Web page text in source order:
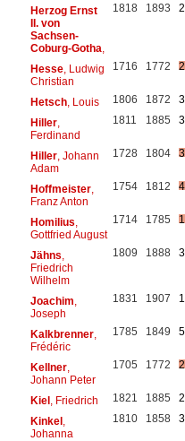
Herzog Ernst
II. von
Sachsen-
Coburg-Gotha
1818 1893
Hesse, Ludwig
Christian
1716 1772 2
Hetsch, Louis 1806 1872
Hiller,
Ferdinand
1811 1885
Hiller, Johann
Adam
1728 1804
Hoffmeister,
Franz Anton
1754 1812
Homilius
Gottfried August
1714 1785
Jähns
Friedrich
Wilhelm
1809 1888
Joachim
Joseph
1831 1907
Kalkbrenner,
Frédéric
1785 1849
Kellner,
Johann Peter
1705 1772 2
Kiel, Friedrich 1821 1885
Kinkel,
Johanna
1810 1858